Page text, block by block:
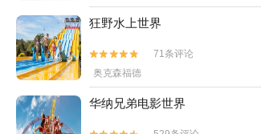
狂野水上世界


71条评论
奥克森福德
华纳兄弟电影世界